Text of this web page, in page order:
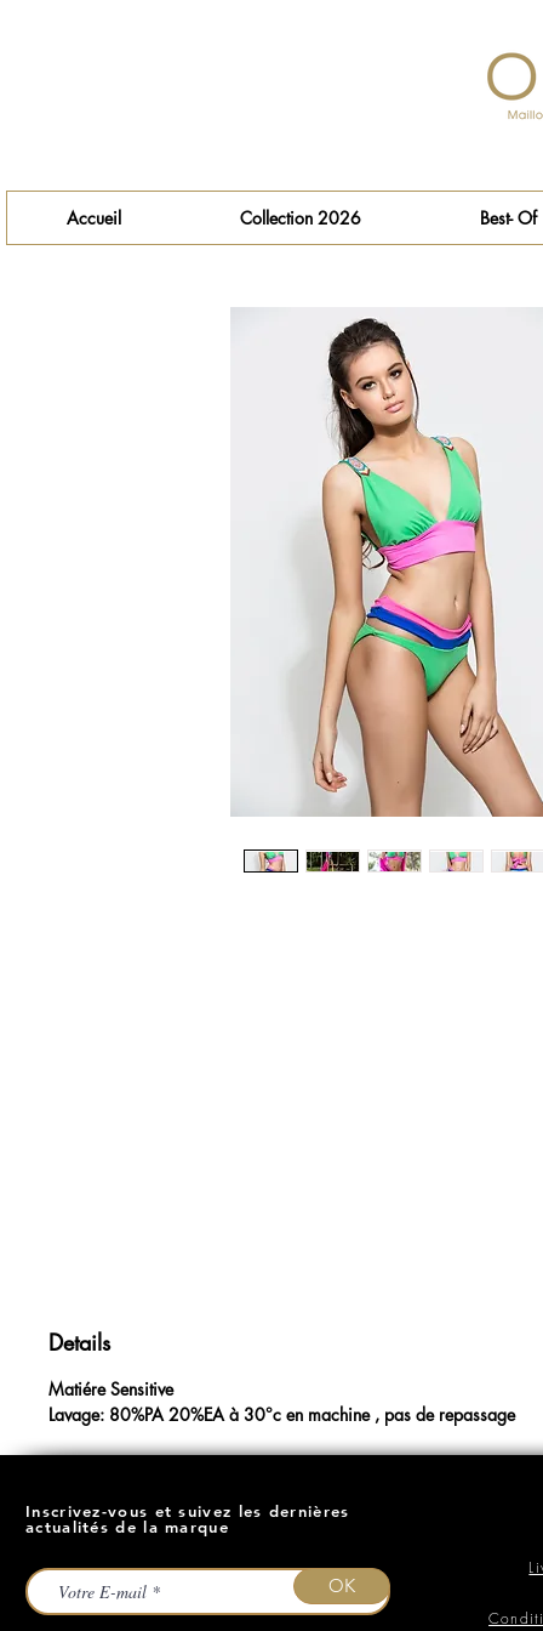
Accueil Collection 2026 Best- Of
Details
Matiére Sensitive
Lavage: 80%PA 20%EA à 30°c en machine , pas de repassage
Inscrivez-vous et suivez les dernières
actualités de la marque
OK